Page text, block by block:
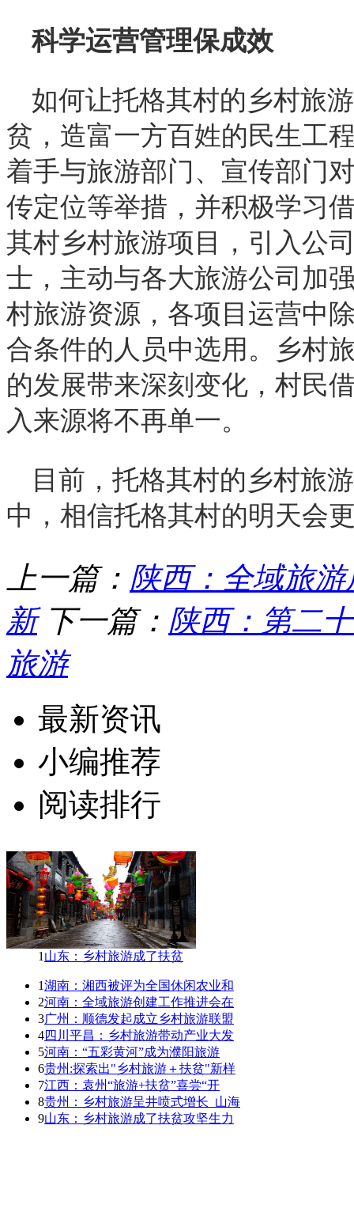
科学运营管理保成效
如何让托格其村的乡村旅
贫，造富一方百姓的民生工
着手与旅游部门、宣传部门
传定位等举措，并积极学习
其村乡村旅游项目，引入公
士，主动与各大旅游公司加
村旅游资源，各项目运营中
合条件的人员中选用。乡村
的发展带来深刻变化，村民
入来源将不再单一。
目前，托格其村的乡村旅
中，相信托格其村的明天会
上一篇： 陕西：全域旅
新 下一篇： 陕西：第二
旅游
最新资讯
小编推荐
阅读排行
1 山东：乡村旅游成了扶贫
1湖南：湘西被评为全国休闲农业和
2河南：全域旅游创建工作推进会在
3广州：顺德发起成立乡村旅游联盟
4四川平昌：乡村旅游带动产业大发
5河南：“五彩黄河”成为濮阳旅游
6贵州:探索出"乡村旅游＋扶贫"新样
7江西：袁州“旅游+扶贫”喜尝“开
8贵州：乡村旅游呈井喷式增长_山海
9山东：乡村旅游成了扶贫攻坚生力